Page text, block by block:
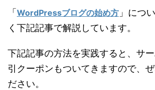
「 WordPressブログの始め方 」につ
く下記記事で解説しています。
下記記事の方法を実践すると、サ
引クーポンもついてきますので、
ださい。